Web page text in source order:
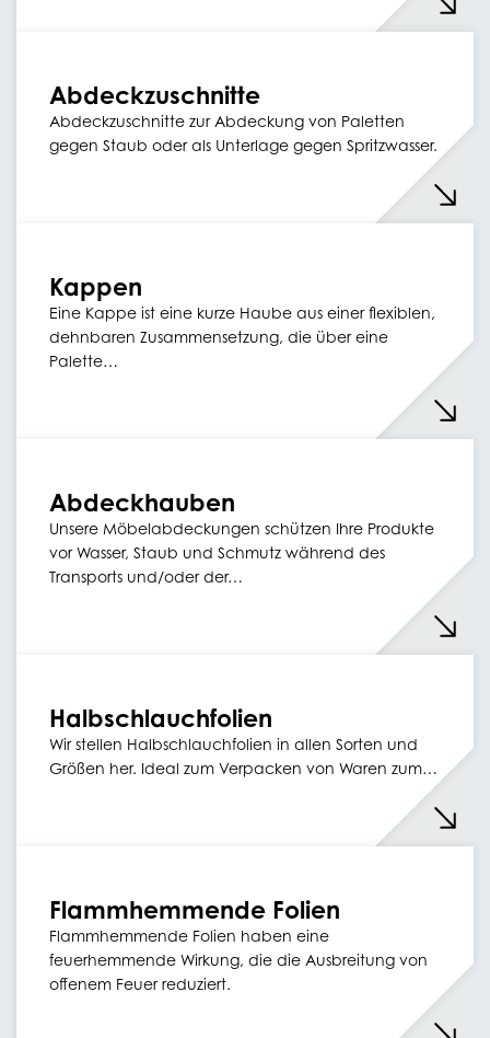
Abdeckzuschnitte
Abdeckzuschnitte zur Abdeckung von Paletten
gegen Staub oder als Unterlage gegen Spritzwasser.
Kappen
Eine Kappe ist eine kurze Haube aus einer flexiblen,
dehnbaren Zusammensetzung, die über eine
Palette…
Abdeckhauben
Unsere Möbelabdeckungen schützen Ihre Produkte
vor Wasser, Staub und Schmutz während des
Transports und/oder der…
Halbschlauchfolien
Wir stellen Halbschlauchfolien in allen Sorten und
Größen her. Ideal zum Verpacken von Waren zum…
Flammhemmende Folien
Flammhemmende Folien haben eine
feuerhemmende Wirkung, die die Ausbreitung von
offenem Feuer reduziert.